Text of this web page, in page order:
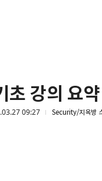
초 강의 요
09:27 Security/지옥방